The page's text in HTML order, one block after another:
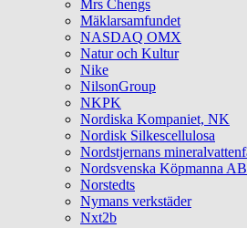
Mrs Chengs
Mäklarsamfundet
NASDAQ OMX
Natur och Kultur
Nike
NilsonGroup
NKPK
Nordiska Kompaniet, NK
Nordisk Silkescellulosa
Nordstjernans
Nordsvenska Köpmanna AB
Norstedts
Nymans verkstäder
Nxt2b